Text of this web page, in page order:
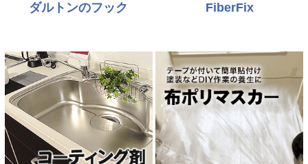
ダルトンのフック FiberFix